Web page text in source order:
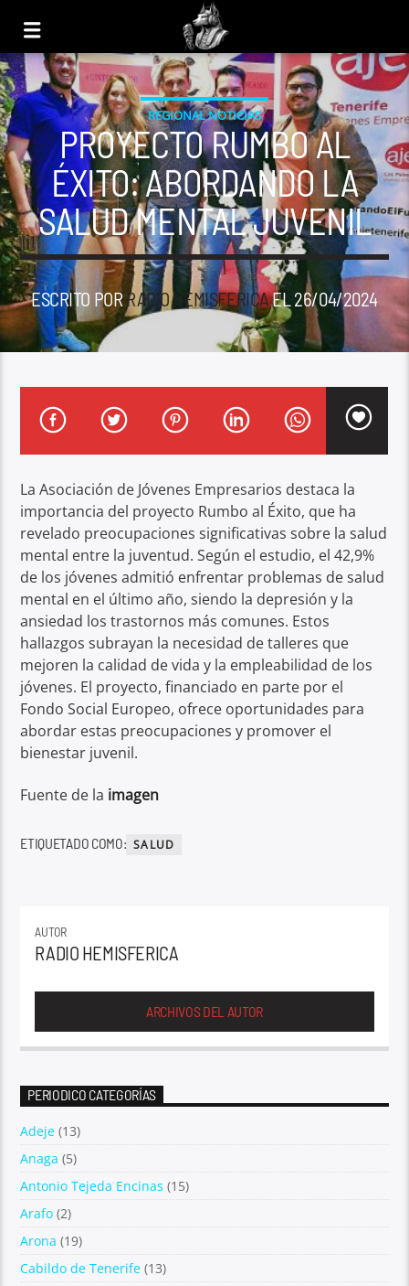
REGIONAL NOTICIAS
PROYECTO RUMBO AL
ÉXITO: ABORDANDO LA
SALUD MENTAL JUVENIL
ESCRITO POR RADIO HEMISFERICAEL 26/04/2024
La Asociación de Jóvenes Empresarios destaca la
importancia del proyecto Rumbo al Éxito, que ha
revelado preocupaciones significativas sobre la salud
mental entre la juventud. Según el estudio, el 42,9%
de los jóvenes admitió enfrentar problemas de salud
mental en el último año, siendo la depresión y la
ansiedad los trastornos más comunes. Estos
hallazgos subrayan la necesidad de talleres que
mejoren la calidad de vida y la empleabilidad de los
jóvenes. El proyecto, financiado en parte por el
Fondo Social Europeo, ofrece oportunidades para
abordar estas preocupaciones y promover el
bienestar juvenil.
Fuente de la imagen
ETIQUETADO COMO: SALUD
AUTOR
RADIO HEMISFERICA
ARCHIVOS DEL AUTOR
PERIODICO CATEGORÍAS
Adeje (13)
Anaga (5)
Antonio Tejeda Encinas (15)
Arafo (2)
Arona (19)
Cabildo de Tenerife (13)